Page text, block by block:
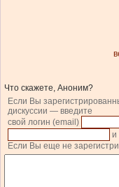
Что скажете, Аноним?
Если Вы
дискуссии — введите
свой логин (email)
и
Если Вы еще не